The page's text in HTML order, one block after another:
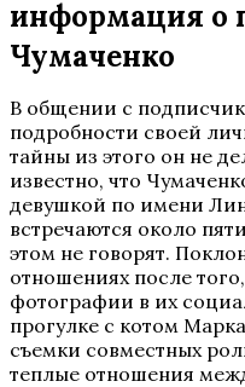
информация о
Чумаченко
В общении с
подробности своей
тайны из этого он не
известно, что
девушкой по имени
встречаются около
этом не говорят.
отношениях после
фотографии в их
прогулке с котом
съемки совместных
теплые отношения